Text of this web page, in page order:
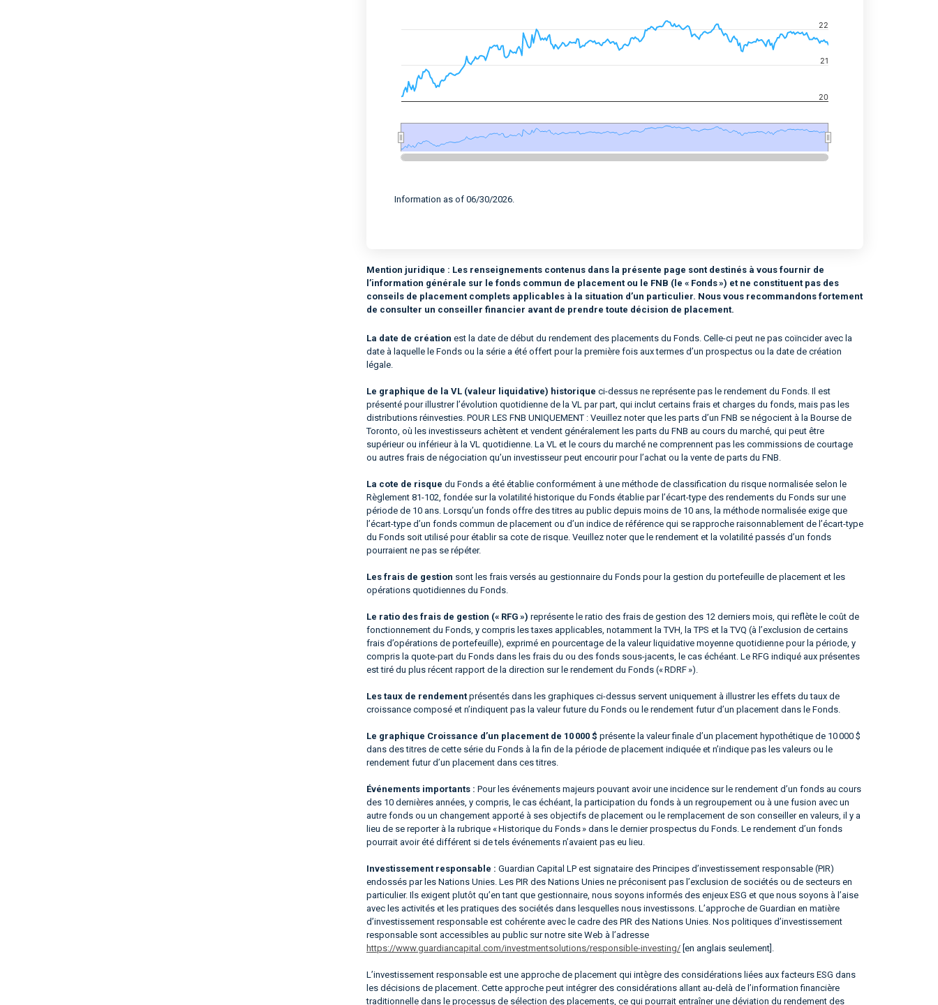
The chart has 2 X axes displaying Time, and navigator-x-axis.
The chart has 2 Y axes displaying values, and navigator-y-axis.
20
21
22
Information as of 06/30/2026.
Mention juridique : Les renseignements contenus dans la présente page sont destinés à vous fournir de
l’information générale sur le fonds commun de placement ou le FNB (le « Fonds ») et ne constituent pas des
conseils de placement complets applicables à la situation d’un particulier. Nous vous recommandons fortement
de consulter un conseiller financier avant de prendre toute décision de placement.
La date de création est la date de début du rendement des placements du Fonds. Celle-ci peut ne pas coïncider avec la
date à laquelle le Fonds ou la série a été offert pour la première fois aux termes d’un prospectus ou la date de création
légale.
Le graphique de la VL (valeur liquidative) historique ci-dessus ne représente pas le rendement du Fonds. Il est
présenté pour illustrer l’évolution quotidienne de la VL par part, qui inclut certains frais et charges du fonds, mais pas les
distributions réinvesties. POUR LES FNB UNIQUEMENT : Veuillez noter que les parts d’un FNB se négocient à la Bourse de
Toronto, où les investisseurs achètent et vendent généralement les parts du FNB au cours du marché, qui peut être
supérieur ou inférieur à la VL quotidienne. La VL et le cours du marché ne comprennent pas les commissions de courtage
ou autres frais de négociation qu’un investisseur peut encourir pour l’achat ou la vente de parts du FNB.
La cote de risque du Fonds a été établie conformément à une méthode de classification du risque normalisée selon le
Règlement 81-102, fondée sur la volatilité historique du Fonds établie par l’écart-type des rendements du Fonds sur une
période de 10 ans. Lorsqu’un fonds offre des titres au public depuis moins de 10 ans, la méthode normalisée exige que
l’écart-type d’un fonds commun de placement ou d’un indice de référence qui se rapproche raisonnablement de l’écart-type
du Fonds soit utilisé pour établir sa cote de risque. Veuillez noter que le rendement et la volatilité passés d’un fonds
pourraient ne pas se répéter.
Les frais de gestion sont les frais versés au gestionnaire du Fonds pour la gestion du portefeuille de placement et les
opérations quotidiennes du Fonds.
Le ratio des frais de gestion (« RFG ») représente le ratio des frais de gestion des 12 derniers mois, qui reflète le coût de
fonctionnement du Fonds, y compris les taxes applicables, notamment la TVH, la TPS et la TVQ (à l’exclusion de certains
frais d’opérations de portefeuille), exprimé en pourcentage de la valeur liquidative moyenne quotidienne pour la période, y
compris la quote-part du Fonds dans les frais du ou des fonds sous-jacents, le cas échéant. Le RFG indiqué aux présentes
est tiré du plus récent rapport de la direction sur le rendement du Fonds (« RDRF »).
Les taux de rendement présentés dans les graphiques ci-dessus servent uniquement à illustrer les effets du taux de
croissance composé et n’indiquent pas la valeur future du Fonds ou le rendement futur d’un placement dans le Fonds.
Le graphique Croissance d’un placement de 10 000 $ présente la valeur finale d’un placement hypothétique de 10 000 $
dans des titres de cette série du Fonds à la fin de la période de placement indiquée et n’indique pas les valeurs ou le
rendement futur d’un placement dans ces titres.
Événements importants : Pour les événements majeurs pouvant avoir une incidence sur le rendement d’un fonds au cours
des 10 dernières années, y compris, le cas échéant, la participation du fonds à un regroupement ou à une fusion avec un
autre fonds ou un changement apporté à ses objectifs de placement ou le remplacement de son conseiller en valeurs, il y a
lieu de se reporter à la rubrique « Historique du Fonds » dans le dernier prospectus du Fonds. Le rendement d’un fonds
pourrait avoir été différent si de tels événements n’avaient pas eu lieu.
Investissement responsable : Guardian Capital LP est signataire des Principes d’investissement responsable (PIR)
endossés par les Nations Unies. Les PIR des Nations Unies ne préconisent pas l’exclusion de sociétés ou de secteurs en
particulier. Ils exigent plutôt qu’en tant que gestionnaire, nous soyons informés des enjeux ESG et que nous soyons à l’aise
avec les activités et les pratiques des sociétés dans lesquelles nous investissons. L’approche de Guardian en matière
d’investissement responsable est cohérente avec le cadre des PIR des Nations Unies. Nos politiques d’investissement
responsable sont accessibles au public sur notre site Web à l’adresse
https://www.guardiancapital.com/investmentsolutions/responsible-investing/ [en anglais seulement].
L’investissement responsable est une approche de placement qui intègre des considérations liées aux facteurs ESG dans
les décisions de placement. Cette approche peut intégrer des considérations allant au-delà de l’information financière
traditionnelle dans le processus de sélection des placements, ce qui pourrait entraîner une déviation du rendement des